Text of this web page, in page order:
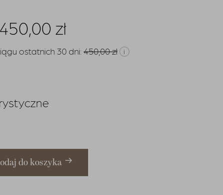
Pierwotna
450,00 zł
cena
ostatnich 30 dni: 450,00zł i
do koszyka